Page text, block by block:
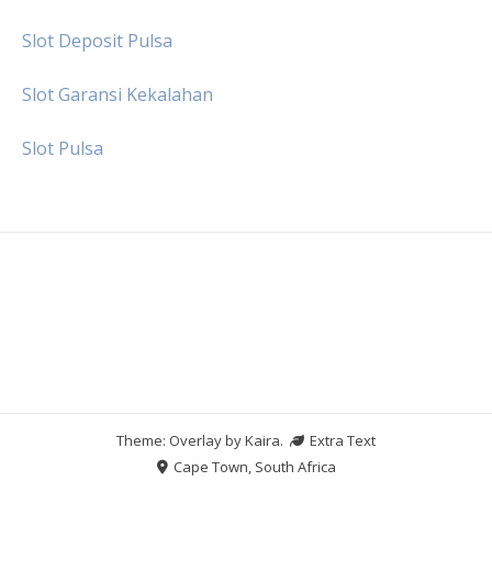
Slot Deposit Pulsa
Slot Garansi Kekalahan
Slot Pulsa
Theme: Overlay byKaira.
Extra Text
Cape Town, South Africa